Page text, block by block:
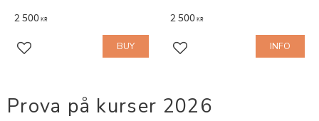
2 500KR
Add to favorites
BUY
2 500KR
Add to favorites
INFO
Prova på kurser 2026